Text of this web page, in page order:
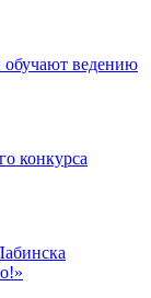
ведению
конкурса